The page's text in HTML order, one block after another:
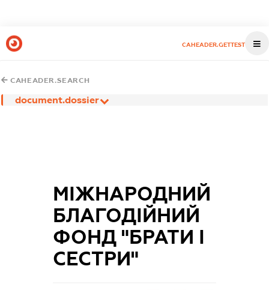
CAHEADER.GETTEST
CAHEADER.SEARCH
document.dossier
МІЖНАРОДНИЙ
БЛАГОДІЙНИЙ
ФОНД "БРАТИ І
СЕСТРИ"